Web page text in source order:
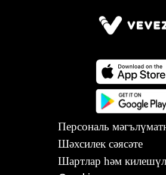
Персональ
Шәхсилек сәясәте
Шартлар һәм